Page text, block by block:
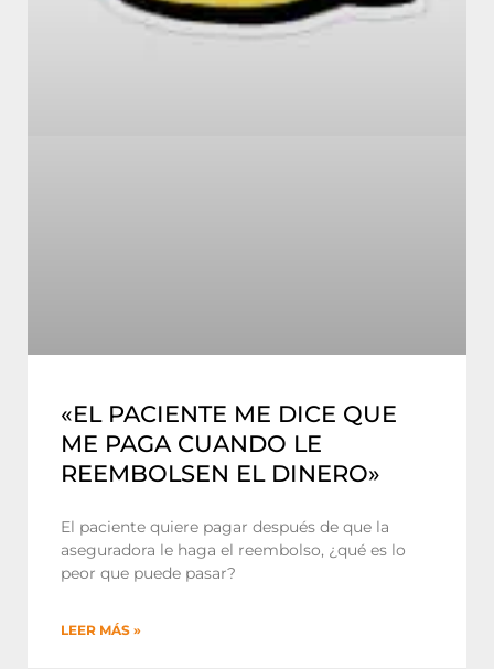
«EL PACIENTE ME DICE QUE
ME PAGA CUANDO LE
REEMBOLSEN EL DINERO»
El paciente quiere pagar después de que la
aseguradora le haga el reembolso, ¿qué es lo
peor que puede pasar?
LEER MÁS »